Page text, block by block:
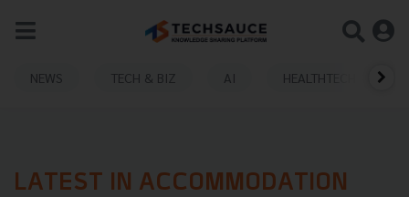
NEWS TECH & BIZ AI HEALTHTECH
LATEST IN ACCOMMODATION